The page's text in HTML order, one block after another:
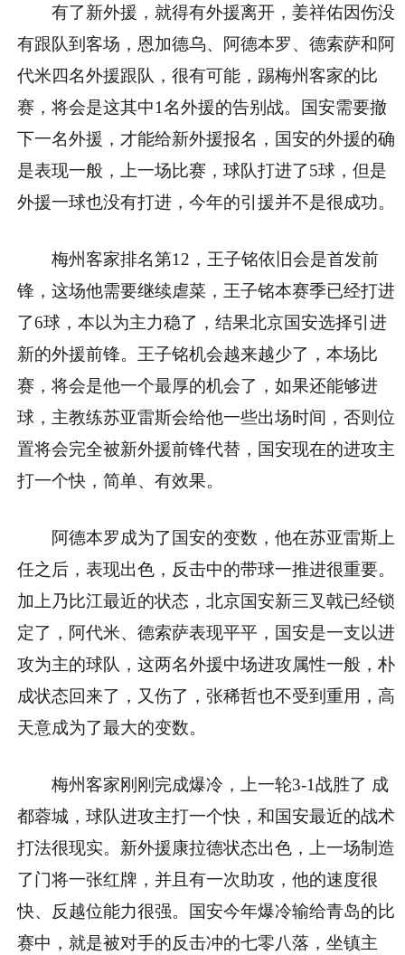
有了新外援，就得有外援离开，姜祥佑因伤没
有跟队到客场，恩加德乌、阿德本罗、德索萨和阿
代米四名外援跟队，很有可能，踢梅州客家的比
赛，将会是这其中1名外援的告别战。国安需要撤
下一名外援，才能给新外援报名，国安的外援的确
是表现一般，上一场比赛，球队打进了5球，但是
外援一球也没有打进，今年的引援并不是很成功。
梅州客家排名第12，王子铭依旧会是首发前
锋，这场他需要继续虐菜，王子铭本赛季已经打进
了6球，本以为主力稳了，结果北京国安选择引进
新的外援前锋。王子铭机会越来越少了，本场比
赛，将会是他一个最厚的机会了，如果还能够进
球，主教练苏亚雷斯会给他一些出场时间，否则位
置将会完全被新外援前锋代替，国安现在的进攻主
打一个快，简单、有效果。
阿德本罗成为了国安的变数，他在苏亚雷斯上
任之后，表现出色，反击中的带球一推进很重要。
加上乃比江最近的状态，北京国安新三叉戟已经锁
定了，阿代米、德索萨表现平平，国安是一支以进
攻为主的球队，这两名外援中场进攻属性一般，朴
成状态回来了，又伤了，张稀哲也不受到重用，高
天意成为了最大的变数。
梅州客家刚刚完成爆冷，上一轮3-1战胜了 成
都蓉城，球队进攻主打一个快，和国安最近的战术
打法很现实。新外援康拉德状态出色，上一场制造
了门将一张红牌，并且有一次助攻，他的速度很
快、反越位能力很强。国安今年爆冷输给青岛的比
赛中，就是被对手的反击冲的七零八落，坐镇主